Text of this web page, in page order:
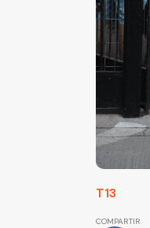
T13
COMPARTIR